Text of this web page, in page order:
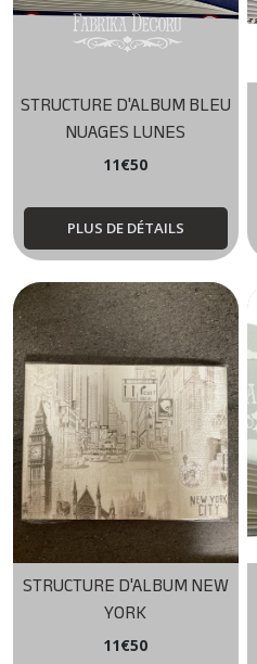
STRUCTURE D'ALBUM BLEU
NUAGES LUNES
11€50
PLUS DE DÉTAILS
STRUCTURE D'ALBUM NEW
YORK
11€50